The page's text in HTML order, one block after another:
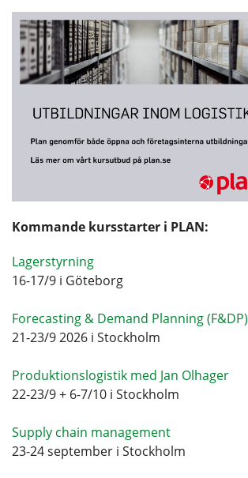
Kommande kursstarter i PLAN:
Lagerstyrning
16-17/9 i Göteborg
Forecasting & Demand Planning (F&DP)
21-23/9 2026 i Stockholm
Produktionslogistik med Jan Olhager
22-23/9 + 6-7/10 i Stockholm
Supply chain management
23-24 september i Stockholm